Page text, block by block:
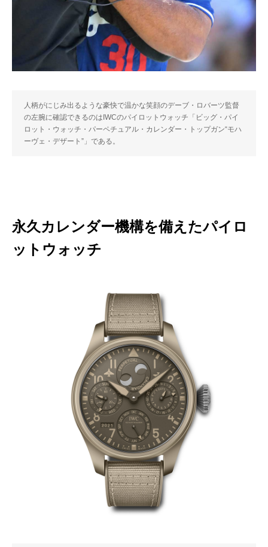
人柄がにじみ出るような豪快で温かな笑顔のデーブ・ロバーツ監督
の左腕に確認できるのはIWCのパイロットウォッチ「ビッグ・パイ
ロット・ウォッチ・パーペチュアル・カレンダー・トップガン“モハ
ーヴェ・デザート”」である。
永久カレンダー機構を備えたパイロ
ットウォッチ